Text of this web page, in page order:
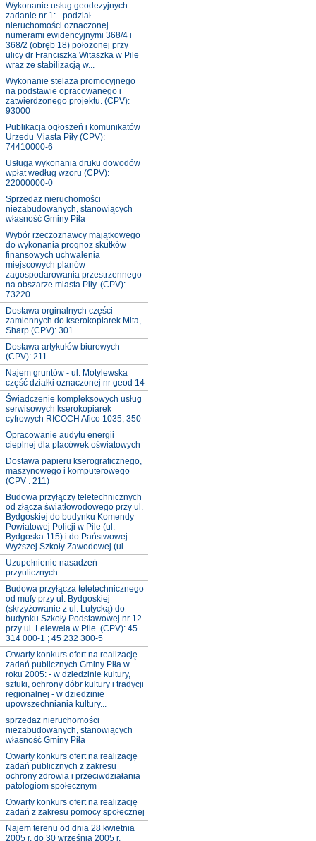
Wykonanie usług geodezyjnych
zadanie nr 1: - podział
nieruchomości oznaczonej
numerami ewidencyjnymi 368/4 i
368/2 (obręb 18) położonej przy
ulicy dr Franciszka Witaszka w Pile
wraz ze stabilizacją w...
Wykonanie stelaża promocyjnego
na podstawie opracowanego i
zatwierdzonego projektu. (CPV):
93000
Publikacja ogłoszeń i komunikatów
Urzedu Miasta Piły (CPV):
74410000-6
Usługa wykonania druku dowodów
wpłat według wzoru (CPV):
22000000-0
Sprzedaż nieruchomości
niezabudowanych, stanowiących
własność Gminy Piła
Wybór rzeczoznawcy majątkowego
do wykonania prognoz skutków
finansowych uchwalenia
miejscowych planów
zagospodarowania przestrzennego
na obszarze miasta Piły. (CPV):
73220
Dostawa orginalnych części
zamiennych do kserokopiarek Mita,
Sharp (CPV): 301
Dostawa artykułów biurowych
(CPV): 211
Najem gruntów - ul. Motylewska
część działki oznaczonej nr geod 14
Świadczenie kompleksowych usług
serwisowych kserokopiarek
cyfrowych RICOCH Afico 1035, 350
Opracowanie audytu energii
cieplnej dla placówek oświatowych
Dostawa papieru kserograficznego,
maszynowego i komputerowego
(CPV : 211)
Budowa przyłączy teletechnicznych
od złącza światłowodowego przy ul.
Bydgoskiej do budynku Komendy
Powiatowej Policji w Pile (ul.
Bydgoska 115) i do Państwowej
Wyższej Szkoły Zawodowej (ul....
Uzupełnienie nasadzeń
przyulicznych
Budowa przyłącza teletechnicznego
od mufy przy ul. Bydgoskiej
(skrzyżowanie z ul. Lutycką) do
budynku Szkoły Podstawowej nr 12
przy ul. Lelewela w Pile. (CPV): 45
314 000-1 ; 45 232 300-5
Otwarty konkurs ofert na realizację
zadań publicznych Gminy Piła w
roku 2005: - w dziedzinie kultury,
sztuki, ochrony dóbr kultury i tradycji
regionalnej - w dziedzinie
upowszechniania kultury...
sprzedaż nieruchomości
niezabudowanych, stanowiących
własność Gminy Piła
Otwarty konkurs ofert na realizację
zadań publicznych z zakresu
ochrony zdrowia i przeciwdziałania
patologiom społecznym
Otwarty konkurs ofert na realizację
zadań z zakresu pomocy społecznej
Najem terenu od dnia 28 kwietnia
2005 r. do 30 września 2005 r.